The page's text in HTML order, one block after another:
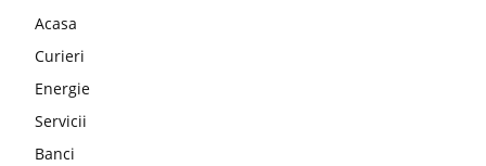
Acasa
Curieri
Energie
Servicii
Banci